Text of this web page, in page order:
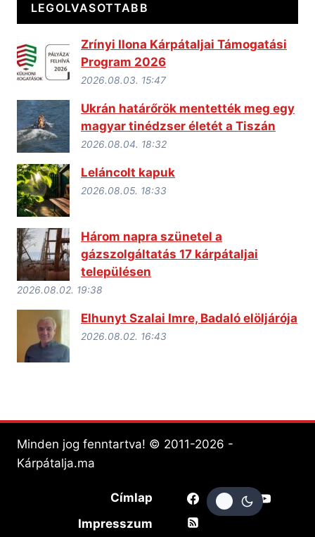
LEGOLVASOTTABB
Zrínyi Ilona Kárpátaljai Támogatási
Program 2026
2026.08.03. 15:47
Ukrán határőrök mentették meg egy
magyar tinédzser életét a Tiszán
2026.08.04. 18:32
Leláncolt kapuk
2026.08.05. 18:33
Három napra szünetel a
gázszolgáltatás 17 kárpátaljai
településen
2026.08.02. 19:38
Elhunyt Szalai Imre, Badaló elöljárója
2026.08.02. 16:43
Minden jog fenntartva! © 2011-2026 -
Kárpátalja.ma
Címlap
Impresszum